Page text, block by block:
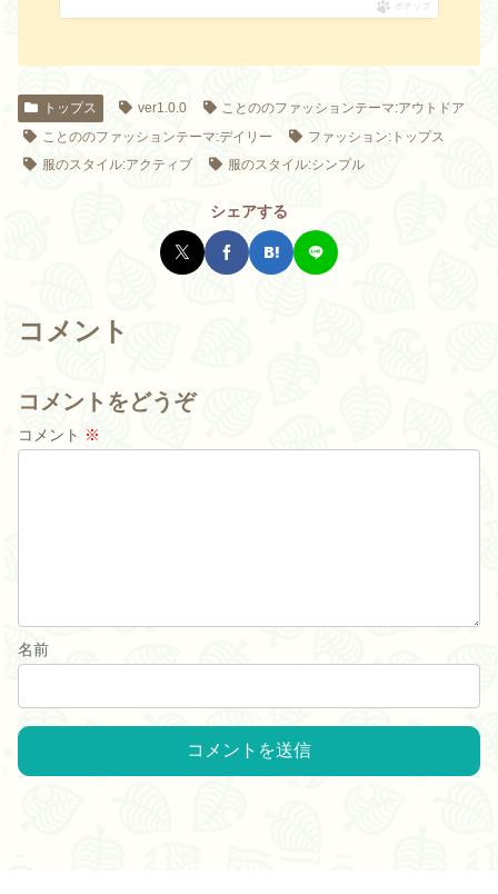
ポチップ
トップス ver1.0.0
ことののファッションテーマ:アウトドア
ことののファッションテーマ:デイリー
ファッション:トップス
服のスタイル:アクティブ
服のスタイル:シンプル
シェアする
コメント
コメントをどうぞ
コメント ※
名前